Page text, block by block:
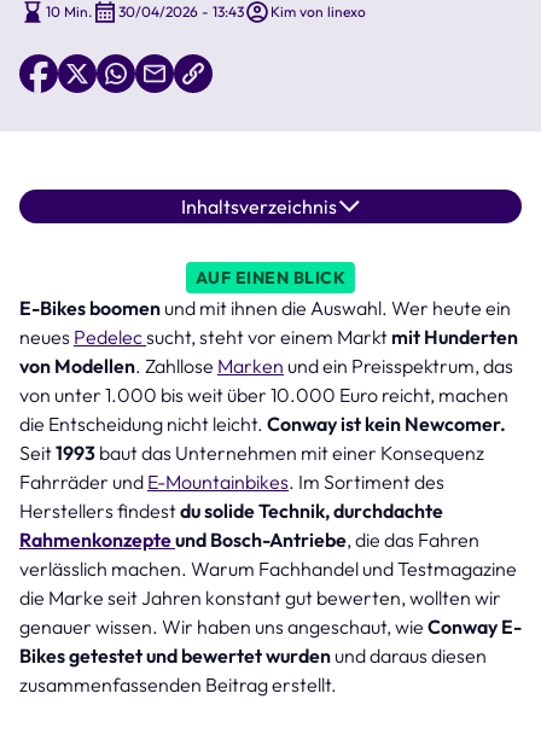
10 Min. 30/04/2026 - 13:43 Kim von linexo
Inhaltsverzeichnis
AUF EINEN BLICK
E-Bikes boomen und mit ihnen die Auswahl. Wer heute ein
neues Pedelecsucht, steht vor einem Markt mit Hunderten
von Modellen. Zahllose Marken und ein Preisspektrum, das
von unter 1.000 bis weit über 10.000 Euro reicht, machen
die Entscheidung nicht leicht. Conway ist kein Newcomer.
Seit1993 baut das Unternehmen mit einer Konsequenz
Fahrräder und E-Mountainbikes. Im Sortiment des
Herstellers findestdu solide Technik, durchdachte
Rahmenkonzepteund Bosch-Antriebe, die das Fahren
verlässlich machen. Warum Fachhandel und Testmagazine
die Marke seit Jahren konstant gut bewerten, wollten wir
genauer wissen. Wir haben uns angeschaut, wie Conway E-
Bikes getestet und bewertet wurden und daraus diesen
zusammenfassenden Beitrag erstellt.